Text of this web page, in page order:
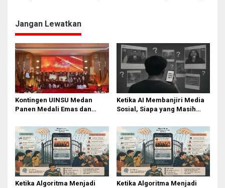
Jangan Lewatkan
Kontingen UINSU Medan
Panen Medali Emas dan
International Festival 2026
Ketika AI Membanjiri Media
Sosial, Siapa yang Masih
Ketika Algoritma Menjadi
Ketika Algoritma Menjadi